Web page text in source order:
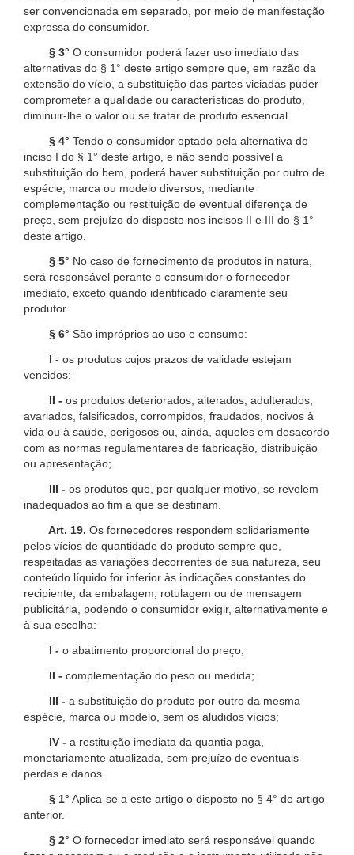
ser convencionada em separado, por meio de manifestação
expressa do consumidor.
§ 3° O consumidor poderá fazer uso imediato das
alternativas do § 1° deste artigo sempre que, em razão da
extensão do vício, a substituição das partes viciadas puder
comprometer a qualidade ou características do produto,
diminuir-lhe o valor ou se tratar de produto essencial.
§ 4° Tendo o consumidor optado pela alternativa do
inciso I do § 1° deste artigo, e não sendo possível a
substituição do bem, poderá haver substituição por outro de
espécie, marca ou modelo diversos, mediante
complementação ou restituição de eventual diferença de
preço, sem prejuízo do disposto nos incisos II e III do § 1°
deste artigo.
§ 5° No caso de fornecimento de produtos in natura,
será responsável perante o consumidor o fornecedor
imediato, exceto quando identificado claramente seu
produtor.
§ 6° São impróprios ao uso e consumo:
I - os produtos cujos prazos de validade estejam
vencidos;
II - os produtos deteriorados, alterados, adulterados,
avariados, falsificados, corrompidos, fraudados, nocivos à
vida ou à saúde, perigosos ou, ainda, aqueles em desacordo
com as normas regulamentares de fabricação, distribuição
ou apresentação;
III - os produtos que, por qualquer motivo, se revelem
inadequados ao fim a que se destinam.
Art. 19. Os fornecedores respondem solidariamente
pelos vícios de quantidade do produto sempre que,
respeitadas as variações decorrentes de sua natureza, seu
conteúdo líquido for inferior às indicações constantes do
recipiente, da embalagem, rotulagem ou de mensagem
publicitária, podendo o consumidor exigir, alternativamente e
à sua escolha:
I - o abatimento proporcional do preço;
II - complementação do peso ou medida;
III - a substituição do produto por outro da mesma
espécie, marca ou modelo, sem os aludidos vícios;
IV - a restituição imediata da quantia paga,
monetariamente atualizada, sem prejuízo de eventuais
perdas e danos.
§ 1° Aplica-se a este artigo o disposto no § 4° do artigo
anterior.
§ 2° O fornecedor imediato será responsável quando